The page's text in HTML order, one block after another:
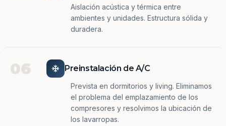
Aislación acústica y térmica entre
ambientes y unidades. Estructura sólida y
duradera.
06 Preinstalación de A/C
Prevista en dormitorios y living. Eliminamos
el problema del emplazamiento de los
compresores y resolvimos la ubicación de
los lavarropas.